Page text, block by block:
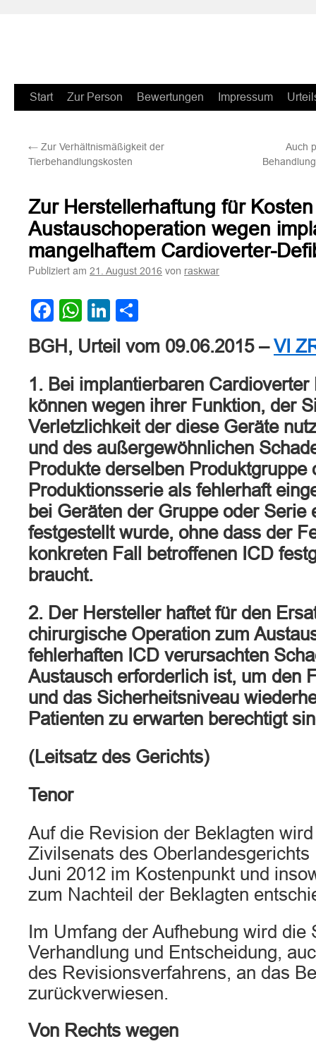
Zum
springen
Start Zur Person Bewertungen Impressum
← Zur Verhältnismäßigkeit der
Tierbehandlungskosten
Auch
Zur Herstellerhaftung für
Austauschoperation wegen
mangelhaftem Cardioverter-
Publiziert am 21. August 2016 von raskwar
Facebook
WhatsApp
LinkedIn
BGH, Urteil vom 09.06.2015 –VI
1. Bei implantierbaren
können wegen ihrer Funktion, der
Verletzlichkeit der diese Geräte
und des außergewöhnlichen
Produkte derselben Produktgruppe
Produktionsserie als fehlerhaft
bei Geräten der Gruppe oder Serie
festgestellt wurde, ohne dass der
konkreten Fall betroffenen ICD
braucht.
2. Der Hersteller haftet für den
chirurgische Operation zum
fehlerhaften ICD verursachten
Austausch erforderlich ist, um den
und das Sicherheitsniveau
Patienten zu erwarten berechtigt
(Leitsatz des Gerichts)
Tenor
Auf die Revision der Beklagten
Zivilsenats des
Juni 2012 im Kostenpunkt und
zum Nachteil der Beklagten
Im Umfang der Aufhebung wird die
Verhandlung und Entscheidung,
des Revisionsverfahrens, an das
zurückverwiesen.
Von Rechts wegen